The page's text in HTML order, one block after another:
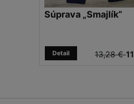
Súprava „Smajlík“
13,28 €
Detail